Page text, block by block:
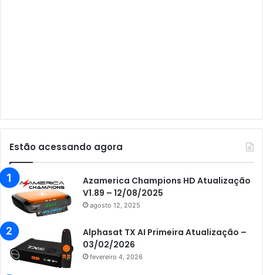
Audisat K10 Urus
Audisat K30 Aventador
Azamerica
Azamerica Beats
Azamerica Champions
Azamerica Champions IPTV
Estão acessando agora
Azamerica Champions HD Atualização
V1.89 – 12/08/2025
agosto 12, 2025
Alphasat TX AI Primeira Atualização –
03/02/2026
fevereiro 4, 2026